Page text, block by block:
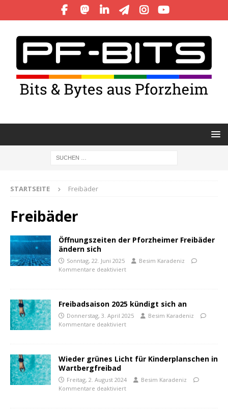
STARTSEITE Freibäder
Freibäder
Öffnungszeiten der Pforzheimer Freibäder
ändern sich
Sonntag, 22. Juni 2025
Besim Karadeniz
Kommentare deaktiviert
Freibadsaison 2025 kündigt sich an
Donnerstag, 3. April 2025
Besim Karadeniz
Kommentare deaktiviert
Wieder grünes Licht für Kinderplanschen in
Wartbergfreibad
Freitag, 2. August 2024
Besim Karadeniz
Kommentare deaktiviert